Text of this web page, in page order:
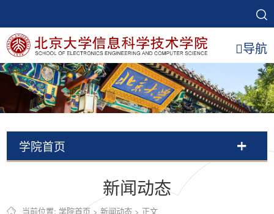
导航
学院首页
新闻动态
当前位置:学院首页 >新闻动态 > 正文